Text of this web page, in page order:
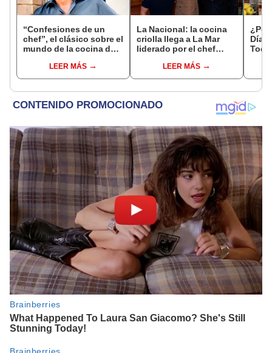
“Confesiones de un
chef”, el clásico sobre el
mundo de la cocina de
LEER MÁS
La Nacional: la cocina
criolla llega a La Mar
liderado por el chef
LEER MÁS
¿Por
Día